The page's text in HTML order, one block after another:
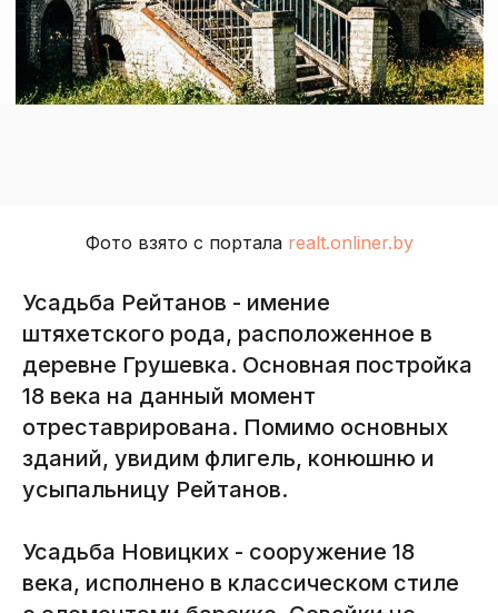
Фото взято с портала realt.onliner.by
Усадьба Рейтанов - имение
штяхетского рода, расположенное в
деревне Грушевка. Основная постройка
18 века на данный момент
отреставрирована. Помимо основных
зданий, увидим флигель, конюшню и
усыпальницу Рейтанов.
Усадьба Новицких - сооружение 18
века, исполнено в классическом стиле